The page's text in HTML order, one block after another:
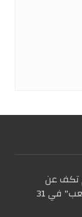
تكف عن
الصدور. عددها الأول صدر باسم "كفاح الشعب" في 31